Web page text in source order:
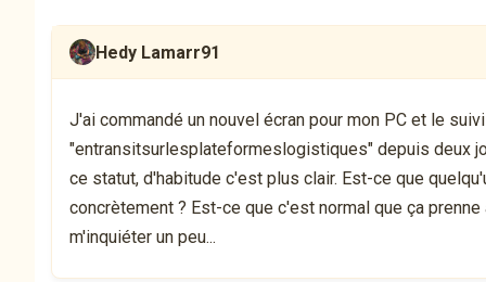
Hedy Lamarr91
J'ai commandé un nouvel écran pour mon PC et le
"entransitsurlesplateformeslogistiques" depuis deux
ce statut, d'habitude c'est plus clair. Est-ce que
concrètement ? Est-ce que c'est normal que ça
m'inquiéter un peu...